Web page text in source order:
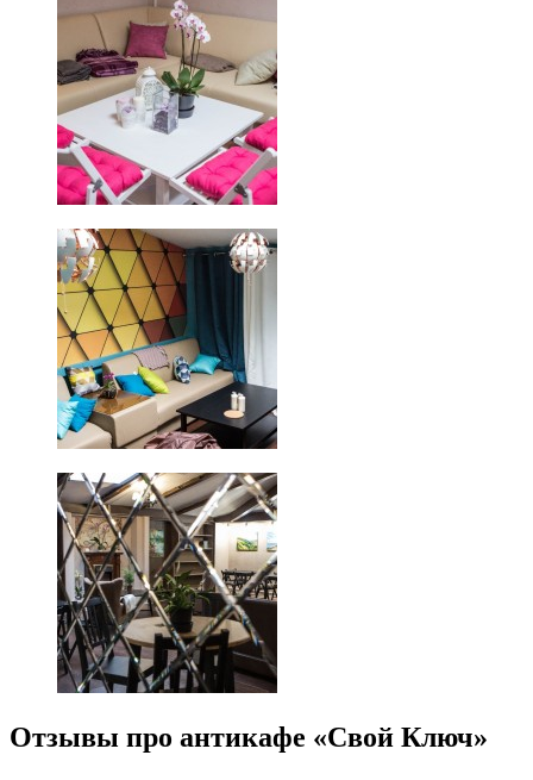
Отзывы про антикафе «Свой Ключ»